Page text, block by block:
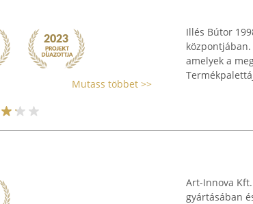
Mutass többet >>
Illés Bútor
amelyek a
Art-Innova
gyártásában